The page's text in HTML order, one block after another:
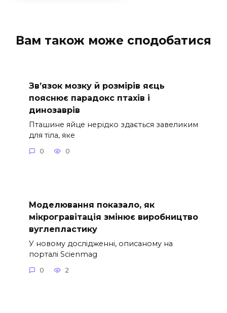
Вам також може сподобатися
Зв’язок мозку й розмірів яєць
пояснює парадокс птахів і
динозаврів
Пташине яйце нерідко здається завеликим
для тіла, яке
0 0
Моделювання показало, як
мікрогравітація змінює виробництво
вуглепластику
У новому дослідженні, описаному на
порталі Scienmag
0 2